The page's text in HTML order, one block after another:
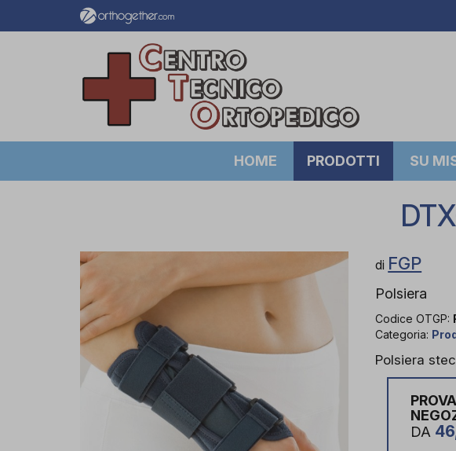
HOME PRODOTTI SU
di FGP
Polsiera
Codice OTGP:
Categoria:
Polsiera
DA